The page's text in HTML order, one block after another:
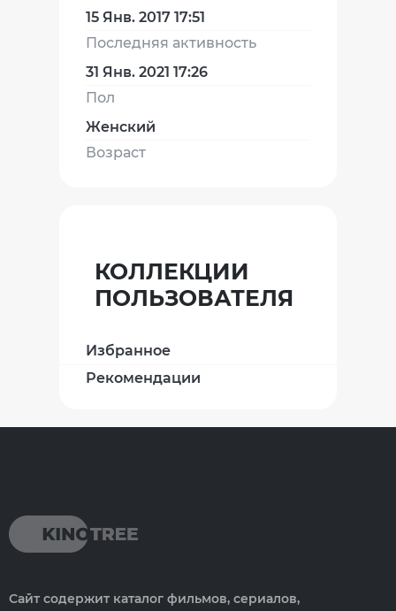
15 Янв. 2017 17:51
Последняя активность
31 Янв. 2021 17:26
Пол
Женский
Возраст
КОЛЛЕКЦИИ
ПОЛЬЗОВАТЕЛЯ
Избранное
Рекомендации
Сайт содержит каталог фильмов, сериалов,